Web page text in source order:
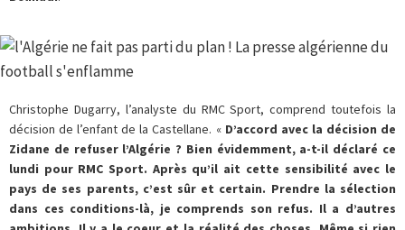
Christophe Dugarry, l’analyste du RMC Sport, comprend toutefois la
décision de l’enfant de la Castellane. « D’accord avec la décision de
Zidane de refuser l’Algérie ? Bien évidemment, a-t-il déclaré ce
lundi pour RMC Sport. Après qu’il ait cette sensibilité avec le
pays de ses parents, c’est sûr et certain. Prendre la sélection
dans ces conditions-là, je comprends son refus. Il a d’autres